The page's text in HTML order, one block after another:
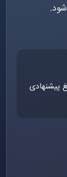
پیشنهادی